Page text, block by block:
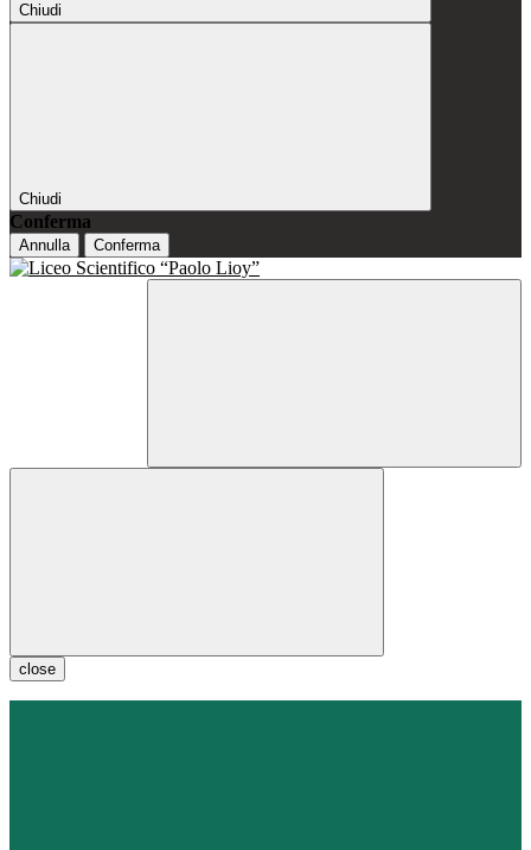
Chiudi
Chiudi
Conferma
Annulla Conferma
close